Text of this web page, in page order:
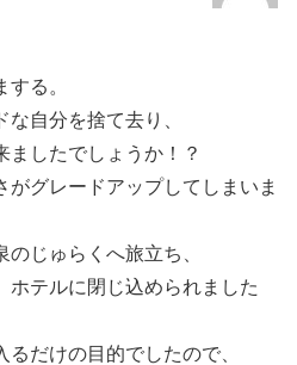
る。
自分を捨て去り、
ましたでしょうか！？
がグレードアップしてしまいま
じゅらくへ旅立ち、
ホテルに閉じ込められました
だけの目的でしたので、